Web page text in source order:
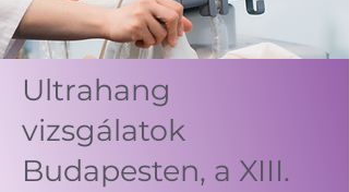
Ultrahang
vizsgálatok
Budapesten, a XIII.